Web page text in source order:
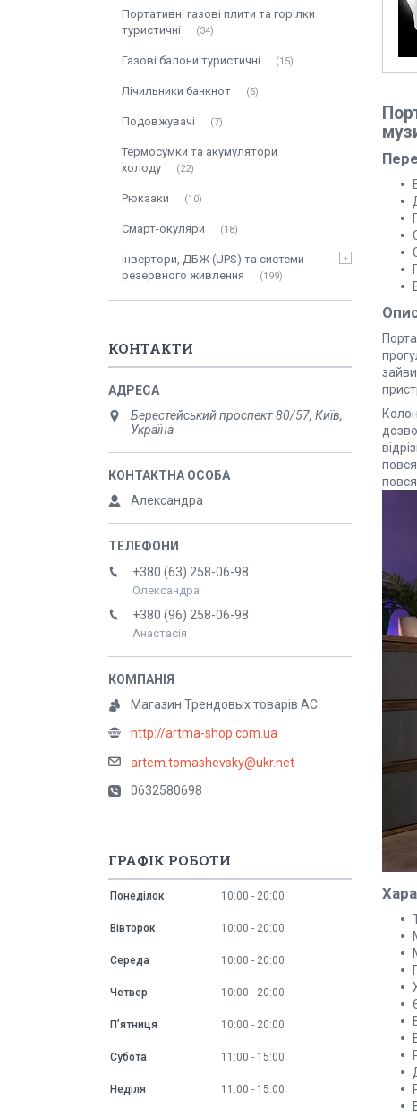
Портативні газові плити та горілки
туристичні
34
Газові балони туристичні 15
Лічильники банкнот 5
Подовжувачі 7
Термосумки та акумулятори
холоду
22
Рюкзаки 10
Смарт-окуляри 18
Інвертори, ДБЖ (UPS) та системи
резервного живлення
199
КОНТАКТИ
Берестейський проспект 80/57, Київ,
Україна
Александра
+380 (63) 258-06-98
Олександра
+380 (96) 258-06-98
Анастасія
Магазин Трендовых товарів АС
http://artma-shop.com.ua
artem.tomashevsky@ukr.net
0632580698
ГРАФІК РОБОТИ
Понеділок 10:00 20:00
Вівторок 10:00 20:00
Середа 10:00 20:00
Четвер 10:00 20:00
Пʼятниця 10:00 20:00
Субота 11:00 15:00
Неділя 11:00 15:00